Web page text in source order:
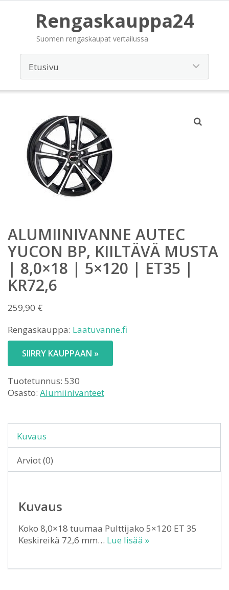
Rengaskauppa24
Suomen rengaskaupat vertailussa
ALUMIINIVANNE AUTEC
YUCON BP, KIILTÄVÄ MUSTA
| 8,0×18 | 5×120 | ET35 |
KR72,6
259,90 €
Rengaskauppa: Laatuvanne.fi
SIIRRY KAUPPAAN »
Tuotetunnus: 530
Osasto: Alumiinivanteet
Kuvaus
Arviot (0)
Kuvaus
Koko 8,0×18 tuumaa Pulttijako 5×120 ET 35
Keskireikä 72,6 mm… Lue lisää »